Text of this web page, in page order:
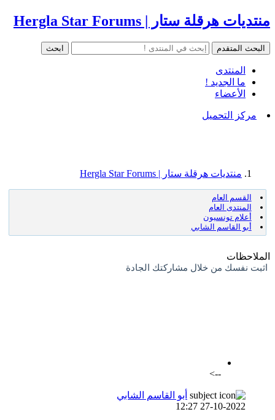
منتديات هرقلة ستار | Hergla Star Forums
المنتدى
ما الجديد !
الأعضاء
مركز التحميل
منتديات هرقلة ستار | Hergla Star Forums
القسم العام
المنتدى العام
أعلام تونسيون
أبو القاسم الشابي
الملاحظات
اثبت نفسك من خلال مشاركتك الجادة
-->
أبو القاسم الشابي
27-10-2022 12:27